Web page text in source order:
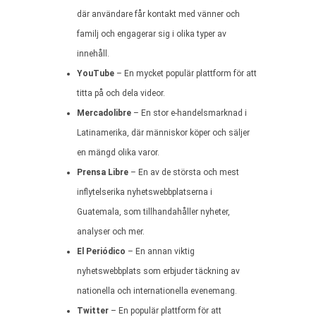
där användare får kontakt med vänner och
familj och engagerar sig i olika typer av
innehåll.
YouTube – En mycket populär plattform för att
titta på och dela videor.
Mercadolibre – En stor e-handelsmarknad i
Latinamerika, där människor köper och säljer
en mängd olika varor.
Prensa Libre – En av de största och mest
inflytelserika nyhetswebbplatserna i
Guatemala, som tillhandahåller nyheter,
analyser och mer.
El Periódico – En annan viktig
nyhetswebbplats som erbjuder täckning av
nationella och internationella evenemang.
Twitter – En populär plattform för att